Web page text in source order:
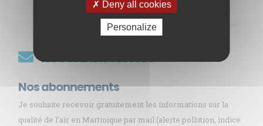
Restez informés
Nos abonnements
Je souhaite recevoir gratuitement les informations sur la
qualité de l’air en Martinique par mail (alerte pollution, indice
Deny all cookies
Personalize